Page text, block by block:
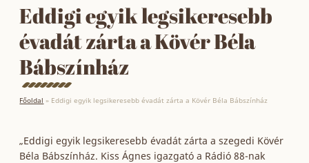
Eddigi egyik legsikeresebb
évadát zárta a Kövér Béla
Bábszínház
Főoldal » Eddigi egyik legsikeresebb évadát zárta a Kövér Béla Bábszínház
„Eddigi egyik legsikeresebb évadát zárta a szegedi Kövér
Béla Bábszínház. Kiss Ágnes igazgató a Rádió 88-nak